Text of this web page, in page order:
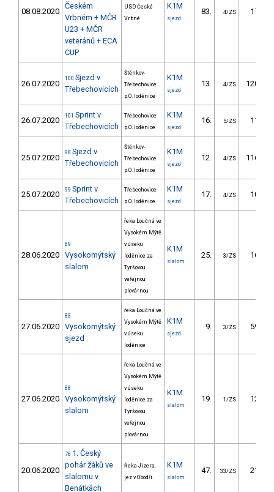
08.08.2020
Českém
Vrbném + MČR
U23 + MČR
veteránů + ECA
CUP
USD České
Vrbné
K1M
sjezd
83. 4/ZS 17.31
26.07.2020
100 Sjezd v
Třebechovicích
Štěnkov-
Třebechovice
p.O. loděnice
K1M
sjezd
13. 4/ZS 120.70
26.07.2020 101 Sprint v
Třebechovicích
Třebechovice
p.O. loděnice
K1M
sjezd
16. 5/ZS 11.10
25.07.2020
98 Sjezd v
Třebechovicích
Štěnkov-
Třebechovice
p.O. loděnice
K1M
sjezd
12. 4/ZS 116.50
25.07.2020 99 Sprint v
Třebechovicích
Třebechovice
p.O. loděnice
K1M
sjezd
17. 4/ZS 10.60
28.06.2020
89
Vysokomýtský
slalom
řeka Loučná ve
Vysokém Mýtě
v úseku
loděnice za
Tyršovou
veřejnou
plovárnou
K1M
slalom
25. 3/ZS 16.30
27.06.2020
83
Vysokomýtský
sjezd
řeka Loučná ve
Vysokém Mýtě
v úseku
loděnice
K1M
sjezd
9. 3/ZS 59.50
27.06.2020
88
Vysokomýtský
slalom
řeka Loučná ve
Vysokém Mýtě
v úseku
loděnice za
Tyršovou
veřejnou
plovárnou
K1M
slalom
19. 1/ZS 12.40
20.06.2020
78 1. Český
pohár žáků ve
slalomu v
Benátkách
Řeka Jizera,
jez v Obodři.
K1M
slalom
47. 33/ZS 21.34